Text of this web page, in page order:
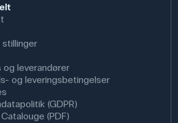
stillinger
og leverandører
og leveringsbetingelser
(GDPR)
(PDF)